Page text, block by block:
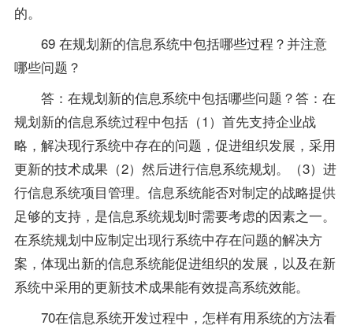
的。
69 在规划新的信息系统中包括哪些过程？并注意
哪些问题？
答：在规划新的信息系统中包括哪些问题？答：在
规划新的信息系统过程中包括（1）首先支持企业战
略，解决现行系统中存在的问题，促进组织发展，采用
更新的技术成果（2）然后进行信息系统规划。（3）进
行信息系统项目管理。信息系统能否对制定的战略提供
足够的支持，是信息系统规划时需要考虑的因素之一。
在系统规划中应制定出现行系统中存在问题的解决方
案，体现出新的信息系统能促进组织的发展，以及在新
系统中采用的更新技术成果能有效提高系统效能。
70在信息系统开发过程中，怎样有用系统的方法看